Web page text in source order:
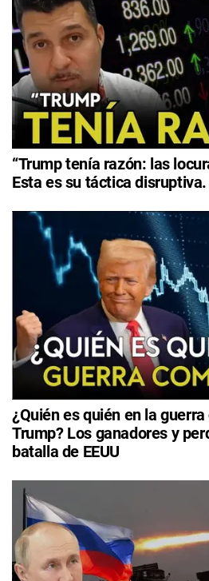
“Trump tenía razón: las
Esta es su táctica
¿Quién es quién en la
Trump? Los ganadores y
batalla de EEUU